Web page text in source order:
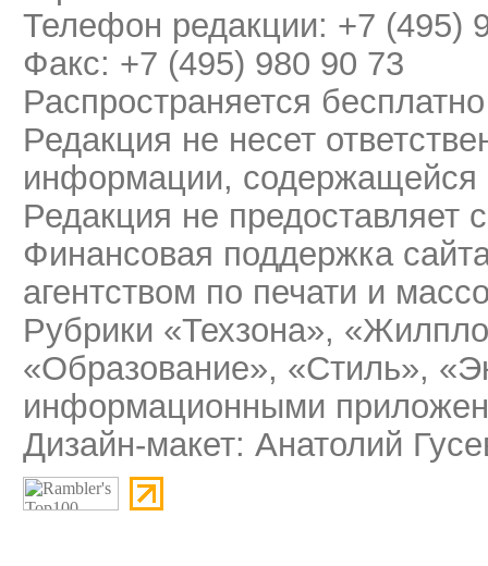
Телефон редакции: +7 (495)
Факс: +7 (495) 980 90 73
Распространяется бесплатно
Редакция не несет
информации, содержащейся
Редакция не предоставляет
Финансовая поддержка
агентством по печати и
Рубрики «Техзона»,
«Образование», «Стиль»,
информационными
Дизайн-макет: Анатолий